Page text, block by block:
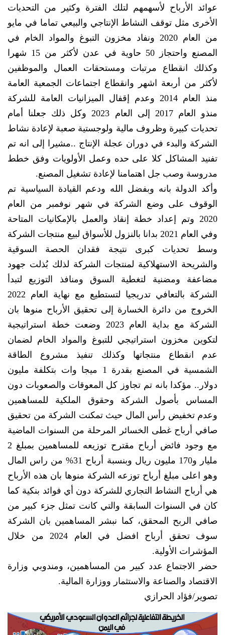
عوائد الأرباح لأسهمهم لتلك الفترة وكثير من التحديات
الأخرى مثل توقف النشاط الإنتاجي والبيعي تماما في مايو
من العام 2020 ونفاد مخزون التبوغ والمواد الخام في
المصنع واحتجاز 50 حاوية في عدن لأكثر من 15 شهرا
وكذلك انقطاع مرتبات ومستحقات العمال والموظفين
لأكثر من أربعة اشهر وانقطاع اجتماعات الجمعية العامة
منذ العام 2014 وعدم إقفال الميزانيات العامة للشركة
منذو العام 2017 إلى العام 2023 وكل ذلك جعلنا أمام
تحديات كبيرة وظروف مالية ولوجستية صعبة لإعادة نشاط
الشركة والبدء في دوران عجلة الإنتاج ..مشيرا إلى انه تم
تفنيد المشاكل كلا على حده وعمل الأولويات وفق خطط
مدروسة وصب جل اهتمامنا لإعادة تشغيل المصنع.
وأكد الدولة بانه وبفضل الله ودعم القيادة السياسية تم
الوقوف على وضع الشركة في شهر نوفمبر من العام
2020 وتم إعداد خطة إنقاذ والعمل بالإمكانيات المتاحة
وفي العام 2021 بدانا بالنزول للأسواق لبيع منتجات الشركة
وسط تحديات كبرى نتيجة فقدان الحصة السوقية
والشريحة الاستهلاكية لمنتجات الشركة لذلك بُذلت جهود
مضاعفة ومضنية لتغطية السوق ومنافذ التوزيع لتبدأ
الشركة بالتعافي تدريجيا لتستطيع مع نهاية العام 2022
الخروج من دائرة الخسارة إلى تحقيق الأرباح منوها بان
الشركة مع بداية العام 2023 وضعت خطة استراتيجية
لتكوين مخزون استراتيجي للتبوغ والمواد الخام لضمان
عدم انقطاع منتجاتها وكذلك تنفيذ مشروع الطاقة
الشمسية في المصنع بقدرة 1 ميجا وات بتكلفة مليون
دولار.. مؤكدا بانه تم تجاوز كل المعوقات والصعوبات دون
المساس بأصول الشركة وحقوق الملكية للمساهمين
وعدم تخفيض رأس المال حيث تمكنت الشركة من تحقيق
صافي أرباح غطى الخسائر المرحلة من السنوات الماضية
مع وجود فائض أرباح مقترح توزيعه للمساهمين بمبلغ 2
مليار و170 مليون ريال وبنسبة أرباح 31% من راس المال
وهو اعلى مبلغ أرباح توزعه الشركة منوها بان هذه الأرباح
هي أرباح النشاط التجاري للشركة دون أي فوائد بنكية كما
كان في السنوات السابقة والتي كانت تمثل جزء كبير من
صافي الربح المحقق، كما نبشر المساهمين بان الشركة
سوف تحقق أرباح افضل في العام 2024 من خلال
المؤشرات الأولية.
حضر الاجتماع عدد كبير من المساهمين، ومندوبي وزارة
الاقتصاد والصناعة والاستثمار ووزارة المالية.
تصوير/فؤاد الحرازي